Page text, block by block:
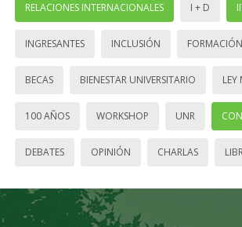
RELACIONES INTERNACIONALES I + D
INGRESANTES INCLUSIÓN FORMACIÓN
BECAS BIENESTAR UNIVERSITARIO LEY
100 AÑOS WORKSHOP UNR
DEBATES OPINIÓN CHARLAS